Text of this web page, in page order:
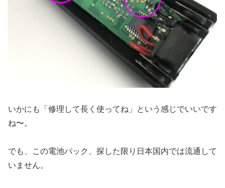
いかにも「修理して長く使ってね」という感じでいいです
ね〜。
でも、この電池パック、探した限り日本国内では流通して
いません。